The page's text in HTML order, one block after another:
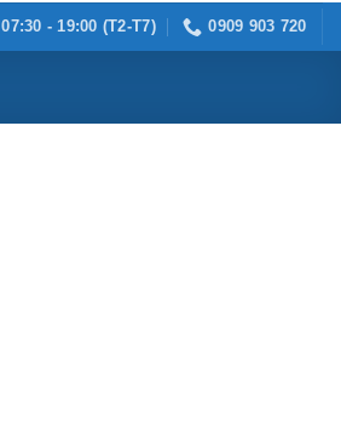
07:30 - 19:00 (T2-T7) 0909 903 720